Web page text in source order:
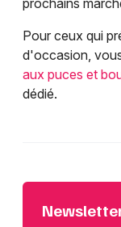
prochains
Pour ceux qui
d'occasion,
aux puces et
dédié.